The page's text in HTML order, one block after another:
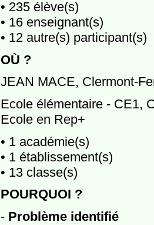
• 235 élève(s)
• 16 enseignant(s)
• 12 autre(s) participant(s)
OÙ ?
JEAN MACE, Clermont-
Ecole élémentaire - CE1,
Ecole en Rep+
• 1 académie(s)
• 1 établissement(s)
• 13 classe(s)
POURQUOI ?
- Problème identifié